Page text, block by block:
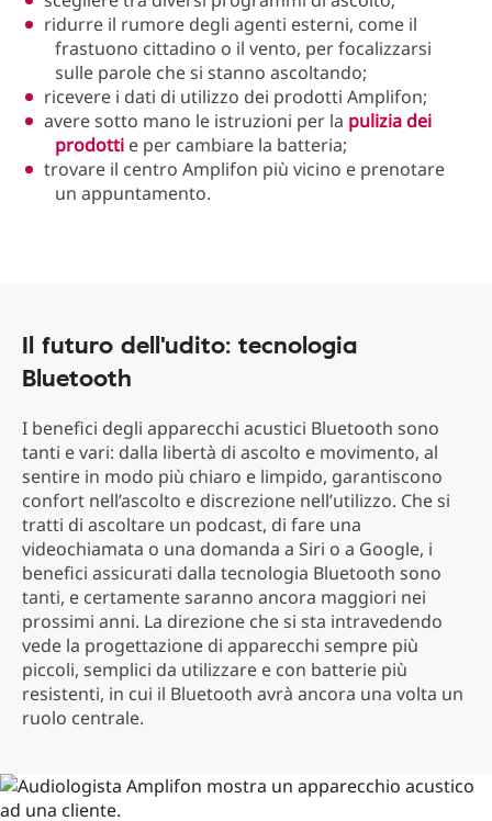
ridurre il rumore degli agenti esterni, come il
frastuono cittadino o il vento, per focalizzarsi
sulle parole che si stanno ascoltando;
ricevere i dati di utilizzo dei prodotti Amplifon;
avere sotto mano le istruzioni per la pulizia dei
prodotti e per cambiare la batteria;
trovare il centro Amplifon più vicino e prenotare
un appuntamento.
Il futuro dell'udito: tecnologia
Bluetooth
I benefici degli apparecchi acustici Bluetooth sono
tanti e vari: dalla libertà di ascolto e movimento, al
sentire in modo più chiaro e limpido, garantiscono
confort nell’ascolto e discrezione nell’utilizzo. Che si
tratti di ascoltare un podcast, di fare una
videochiamata o una domanda a Siri o a Google, i
benefici assicurati dalla tecnologia Bluetooth sono
tanti, e certamente saranno ancora maggiori nei
prossimi anni. La direzione che si sta intravedendo
vede la progettazione di apparecchi sempre più
piccoli, semplici da utilizzare e con batterie più
resistenti, in cui il Bluetooth avrà ancora una volta un
ruolo centrale.